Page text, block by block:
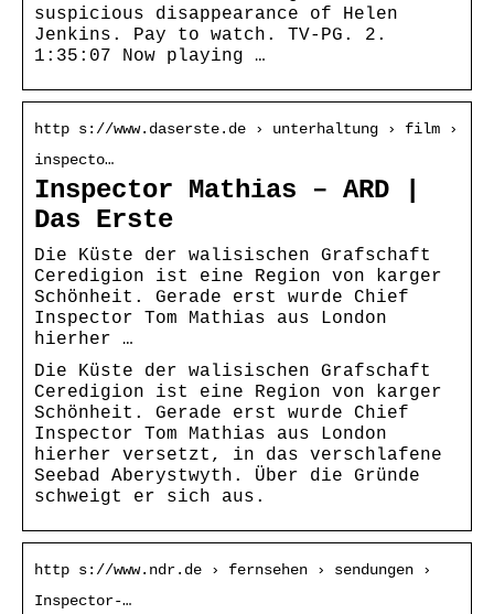
suspicious disappearance of Helen
Jenkins. Pay to watch. TV-PG. 2.
1:35:07 Now playing …
http s://www.daserste.de › unterhaltung › film ›
inspecto…
Inspector Mathias – ARD |
Das Erste
Die Küste der walisischen Grafschaft
Ceredigion ist eine Region von karger
Schönheit. Gerade erst wurde Chief
Inspector Tom Mathias aus London
hierher …
Die Küste der walisischen Grafschaft
Ceredigion ist eine Region von karger
Schönheit. Gerade erst wurde Chief
Inspector Tom Mathias aus London
hierher versetzt, in das verschlafene
Seebad Aberystwyth. Über die Gründe
schweigt er sich aus.
http s://www.ndr.de › fernsehen › sendungen ›
Inspector-…